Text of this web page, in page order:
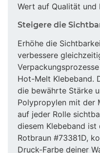
Wert auf Qualität und
Steigere die
Erhöhe die
verbessere
Hot-Melt Klebeband.
die bewährte Stärke
Polypropylen mit der
auf jeder Rolle
diesem Klebeband
Rotbraun #73381D,
Druck-Farbe deiner